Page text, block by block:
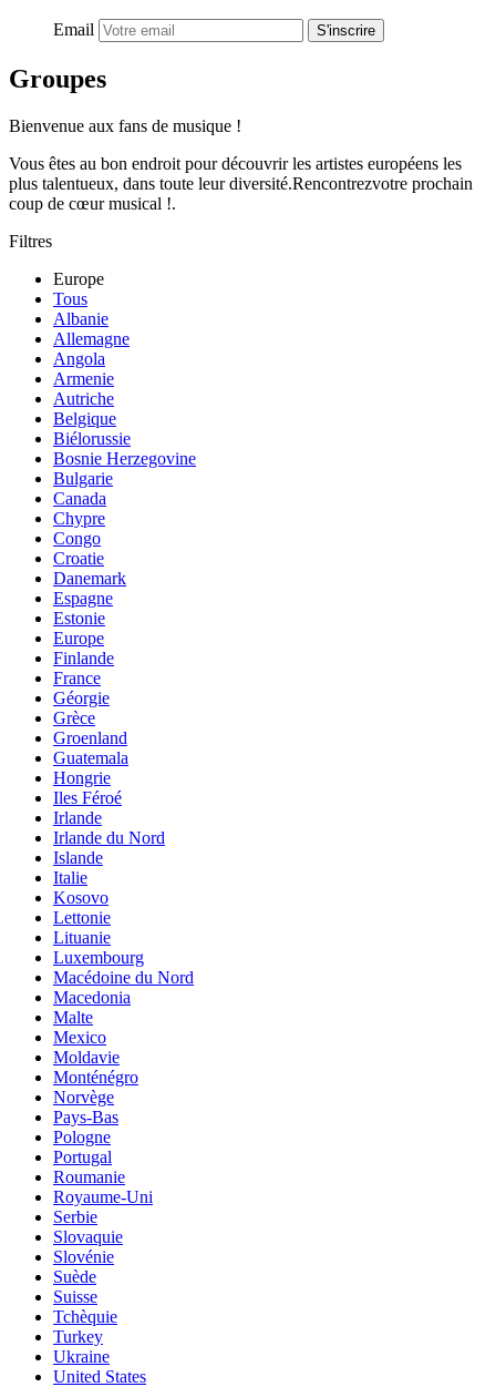
Email S'inscrire
Groupes
Bienvenue aux fans de musique !
Vous êtes au bon endroit pour découvrir les artistes européens les
plus talentueux, dans toute leur diversité.Rencontrezvotre prochain
coup de cœur musical !.
Filtres
Europe
Tous
Albanie
Allemagne
Angola
Armenie
Autriche
Belgique
Biélorussie
Bosnie Herzegovine
Bulgarie
Canada
Chypre
Congo
Croatie
Danemark
Espagne
Estonie
Europe
Finlande
France
Géorgie
Grèce
Groenland
Guatemala
Hongrie
Iles Féroé
Irlande
Irlande du Nord
Islande
Italie
Kosovo
Lettonie
Lituanie
Luxembourg
Macédoine du Nord
Macedonia
Malte
Mexico
Moldavie
Monténégro
Norvège
Pays-Bas
Pologne
Portugal
Roumanie
Royaume-Uni
Serbie
Slovaquie
Slovénie
Suède
Suisse
Tchèquie
Turkey
Ukraine
United States